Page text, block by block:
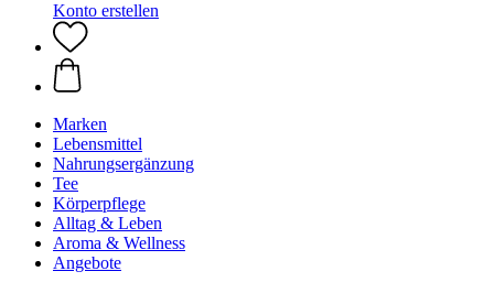
Konto erstellen
Marken
Lebensmittel
Nahrungsergänzung
Tee
Körperpflege
Alltag & Leben
Aroma & Wellness
Angebote